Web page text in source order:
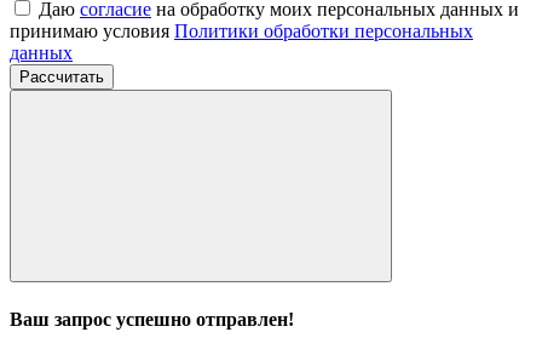
Даю согласие на обработку моих персональных данных и
принимаю условия Политики обработки персональных
данных
Рассчитать
Ваш запрос успешно отправлен!